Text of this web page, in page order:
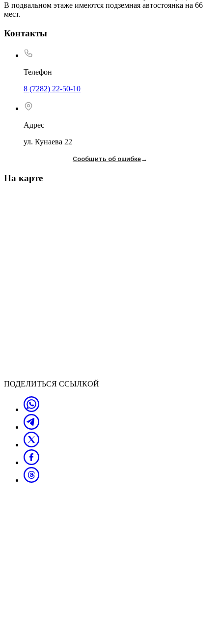
В подвальном этаже имеются подземная автостоянка на 66
мест.
Контакты
Телефон
8 (7282) 22-50-10
Адрес
ул. Кунаева 22
Сообщить об ошибке→
На карте
ПОДЕЛИТЬСЯ ССЫЛКОЙ